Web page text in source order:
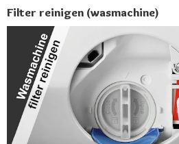
Filter reinigen (wasmachine)